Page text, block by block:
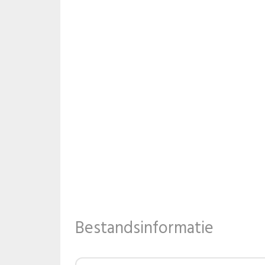
Bestandsinformatie